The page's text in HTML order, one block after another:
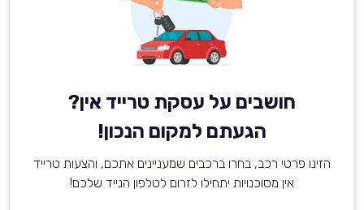
חושבים על עסקת טרייד אין?
הגעתם למקום הנכון!
הזינו פרטי רכב, בחרו ברכבים שמעניינים אתכם, והצעות טרייד
אין מסוכנויות יתחילו לזרום לטלפון הנייד שלכם!